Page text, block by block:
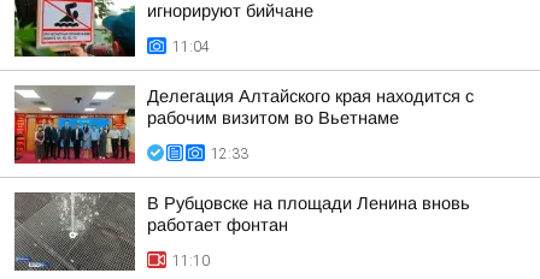
игнорируют бийчане
11:04
Делегация Алтайского края находится с
рабочим визитом во Вьетнаме
12:33
В Рубцовске на площади Ленина вновь
работает фонтан
11:10